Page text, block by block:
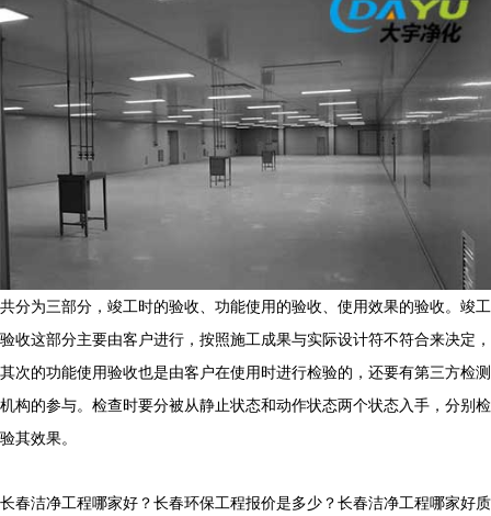
共分为三部分，竣工时的验收、功能使用的验收、使用效果的验收。竣工
验收这部分主要由客户进行，按照施工成果与实际设计符不符合来决定，
其次的功能使用验收也是由客户在使用时进行检验的，还要有第三方检测
机构的参与。检查时要分被从静止状态和动作状态两个状态入手，分别检
验其效果。
长春洁净工程哪家好？长春环保工程报价是多少？长春洁净工程哪家好质